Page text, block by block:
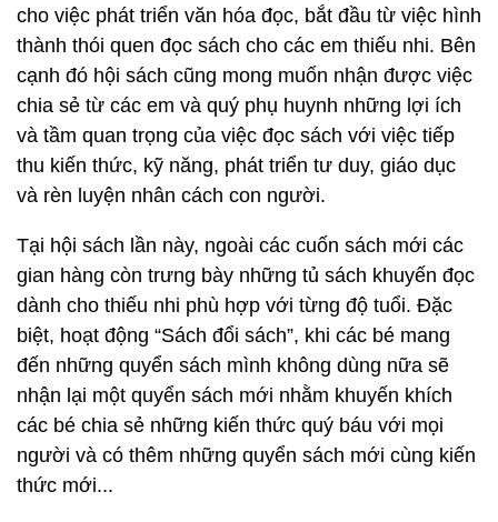
cho việc phát triển văn hóa đọc, bắt đầu từ việc hình
thành thói quen đọc sách cho các em thiếu nhi. Bên
cạnh đó hội sách cũng mong muốn nhận được việc
chia sẻ từ các em và quý phụ huynh những lợi ích
và tầm quan trọng của việc đọc sách với việc tiếp
thu kiến thức, kỹ năng, phát triển tư duy, giáo dục
và rèn luyện nhân cách con người.
Tại hội sách lần này, ngoài các cuốn sách mới các
gian hàng còn trưng bày những tủ sách khuyến đọc
dành cho thiếu nhi phù hợp với từng độ tuổi. Đặc
biệt, hoạt động “Sách đổi sách”, khi các bé mang
đến những quyển sách mình không dùng nữa sẽ
nhận lại một quyển sách mới nhằm khuyến khích
các bé chia sẻ những kiến thức quý báu với mọi
người và có thêm những quyển sách mới cùng kiến
thức mới...